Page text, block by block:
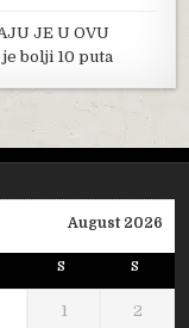
JE U OVU
bolji 10 puta
August 2026
S S
1 2